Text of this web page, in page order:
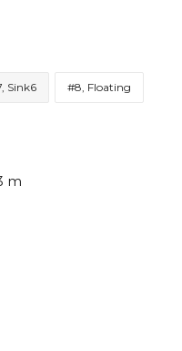
Sink6 #8, Floating
m